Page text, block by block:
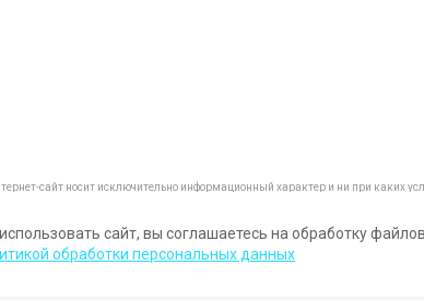
сайт носит исключительно информационный характер и ни при каких
51-40
сайт, вы соглашаетесь на обработку файлов
обработки персональных данных